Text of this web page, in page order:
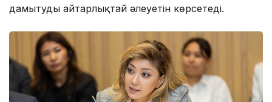
дамытудың айтарлықтай әлеуетін көрсетеді.